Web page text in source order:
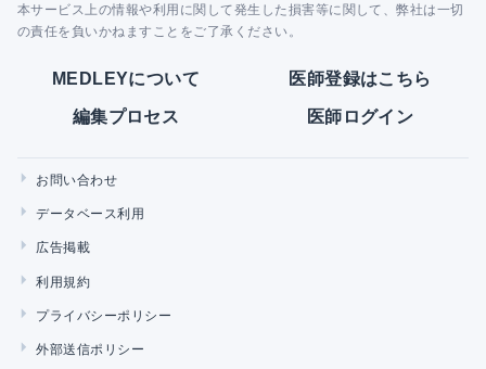
本サービス上の情報や利用に関して発生した損害等に関して、弊社は一切
の責任を負いかねますことをご了承ください。
MEDLEYについて 医師登録はこちら
編集プロセス 医師ログイン
お問い合わせ
データベース利用
広告掲載
利用規約
プライバシーポリシー
外部送信ポリシー